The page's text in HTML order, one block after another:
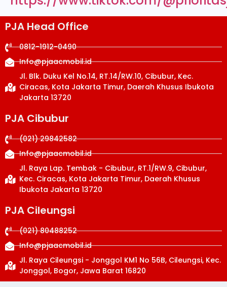
PJA Head Office
0812-1912-0490
Info@pjaacmobil.id
Jl. Blk. Duku Kel No.14, RT.14/RW.10, Cibubur, Kec.
Ciracas, Kota Jakarta Timur, Daerah Khusus Ibukota
Jakarta 13720
PJA Cibubur
(021) 29842582
Info@pjaacmobil.id
Jl. Raya Lap. Tembak - Cibubur, RT.1/RW.9, Cibubur,
Kec. Ciracas, Kota Jakarta Timur, Daerah Khusus
Ibukota Jakarta 13720
PJA Cileungsi
(021) 80488252
Info@pjaacmobil.id
Jl. Raya Cileungsi - Jonggol KM1 No 56B, Cileungsi, Kec.
Jonggol, Bogor, Jawa Barat 16820